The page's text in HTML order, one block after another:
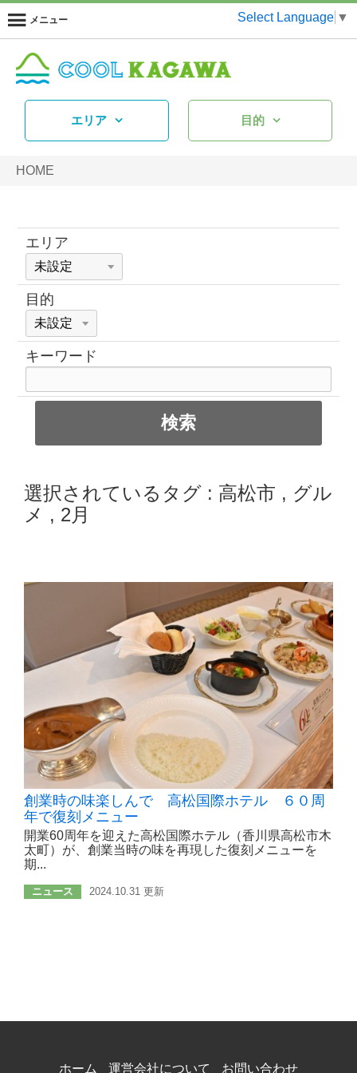
メニュー Select Language ▼
エリア 目的
HOME
エリア
目的
キーワード
選択されているタグ : 高松市 , グル
メ , 2月
創業時の味楽しんで 高松国際ホテル ６０周
年で復刻メニュー
開業60周年を迎えた高松国際ホテル（香川県高松市木
太町）が、創業当時の味を再現した復刻メニューを
期...
ニュース 2024.10.31 更新
ホーム 運営会社について お問い合わせ